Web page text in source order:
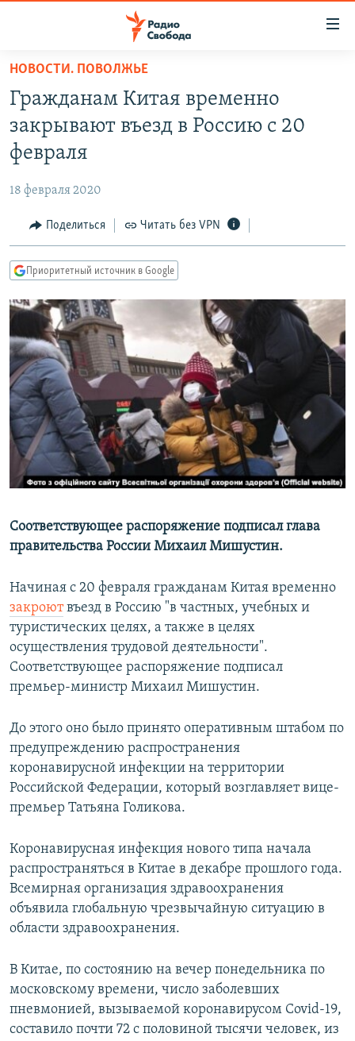
упрощенного
доступа
основному
Вернутся
Вернутся
поиску
ПОДКАСТЫ
АВТОРСКИЕ ПРОЕКТЫ
МНЕНИЯ
КУЛЬТУРА
КАВКАЗ.РЕАЛИИ
СЕВЕР.РЕАЛИИ
СИБИРЬ.РЕАЛИИ
РАСПИСАНИЕ ВЕЩАНИЯ
ПОДПИШИТЕСЬ НА РАССЫЛКУ
СОЦИАЛЬНЫЕ СЕТИ
Все сайты РСЕ/РС
НОВОСТИ. ПОВОЛЖЬЕ
Гражданам Китая временно
закрывают въезд в Россию с 20
февраля
18 февраля 2020
Поделиться Читать без VPN
Приоритетный источник в Google
Соответствующее распоряжение подписал глава
правительства России Михаил Мишустин.
Начиная с 20 февраля гражданам Китая временно
закроютвъезд в Россию "в частных, учебных и
туристических целях, а также в целях
осуществления трудовой деятельности".
Соответствующее распоряжение подписал
премьер-министр Михаил Мишустин.
До этого оно было принято оперативным штабом по
предупреждению распространения
коронавирусной инфекции на территории
Российской Федерации, который возглавляет вице-
премьер Татьяна Голикова.
Коронавирусная инфекция нового типа начала
распространяться в Китае в декабре прошлого года.
Всемирная организация здравоохранения
объявила глобальную чрезвычайную ситуацию в
области здравоохранения.
В Китае, по состоянию на вечер понедельника по
московскому времени, число заболевших
пневмонией, вызываемой коронавирусом Covid-19,
составило почти 72 с половиной тысячи человек, из